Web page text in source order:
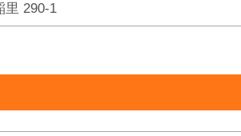
里 290-1